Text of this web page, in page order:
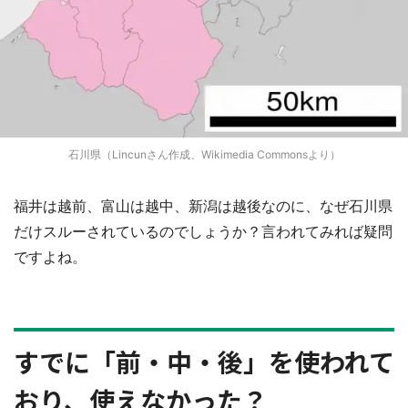
石川県（Lincunさん作成、Wikimedia Commonsより）
福井は越前、富山は越中、新潟は越後なのに、なぜ石川県
だけスルーされているのでしょうか？言われてみれば疑問
ですよね。
すでに「前・中・後」を使われて
おり、使えなかった？